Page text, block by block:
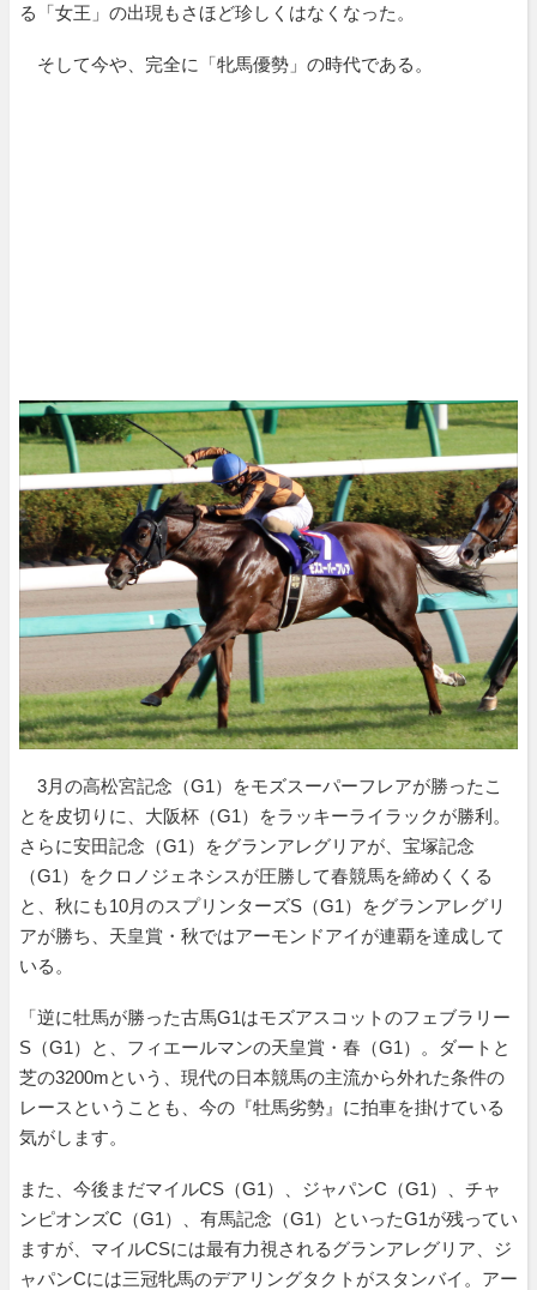
る「女王」の出現もさほど珍しくはなくなった。
そして今や、完全に「牝馬優勢」の時代である。
3月の高松宮記念（G1）をモズスーパーフレアが勝ったこ
とを皮切りに、大阪杯（G1）をラッキーライラックが勝利。
さらに安田記念（G1）をグランアレグリアが、宝塚記念
（G1）をクロノジェネシスが圧勝して春競馬を締めくくる
と、秋にも10月のスプリンターズS（G1）をグランアレグリ
アが勝ち、天皇賞・秋ではアーモンドアイが連覇を達成して
いる。
「逆に牡馬が勝った古馬G1はモズアスコットのフェブラリー
S（G1）と、フィエールマンの天皇賞・春（G1）。ダートと
芝の3200mという、現代の日本競馬の主流から外れた条件の
レースということも、今の『牡馬劣勢』に拍車を掛けている
気がします。
また、今後まだマイルCS（G1）、ジャパンC（G1）、チャ
ンピオンズC（G1）、有馬記念（G1）といったG1が残ってい
ますが、マイルCSには最有力視されるグランアレグリア、ジ
ャパンCには三冠牝馬のデアリングタクトがスタンバイ。アー